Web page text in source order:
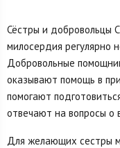
Сёстры и добровольцы
милосердия регулярно
Добровольные
оказывают помощь в
помогают
отвечают на вопросы о
Для желающих сестры